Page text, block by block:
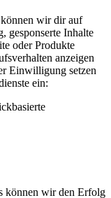
wir dir auf
gesponserte Inhalte
oder Produkte
anzeigen
Einwilligung setzen
ein:
können wir den Erfolg